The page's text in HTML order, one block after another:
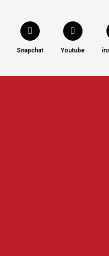
Youtube
Snapchat